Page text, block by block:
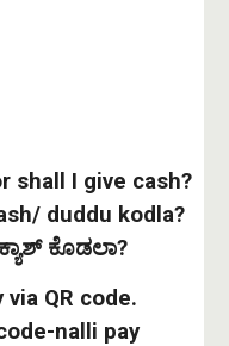
shall I give cash?
duddu kodla?
ಕೊಡಲಾ?
via QR code.
nalli pay